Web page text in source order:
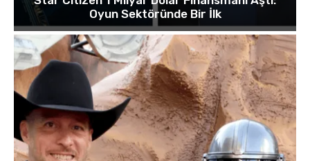
Oyun Sektöründe Bir İlk